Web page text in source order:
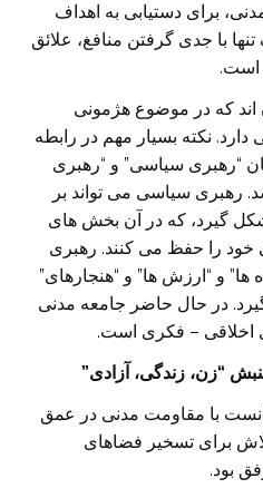
برای دستیابی به اهداف
با جدی گرفتن منافغ، علائق
است.
اند که در موضوع هژمونی
نکته بسیار مهم در رابطه
“رهبری سیاسی” و “رهبری
رهبری سیاسی می تواند بر
گیرد، که در آن بخش های
را حفظ می کنند. رهبری
و “ارزش ها” و “هنجارهای”
در حال حاضر جامعه مدنی
اخلاقی – فکری است.
“زن، زندگی، آزادی”
با مقاومت مدنی در عمق
برای تسخیر فضاهای
بود.